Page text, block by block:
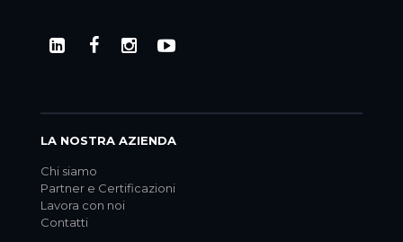
LA NOSTRA AZIENDA
Chi siamo
Partner e Certificazioni
Lavora con noi
Contatti